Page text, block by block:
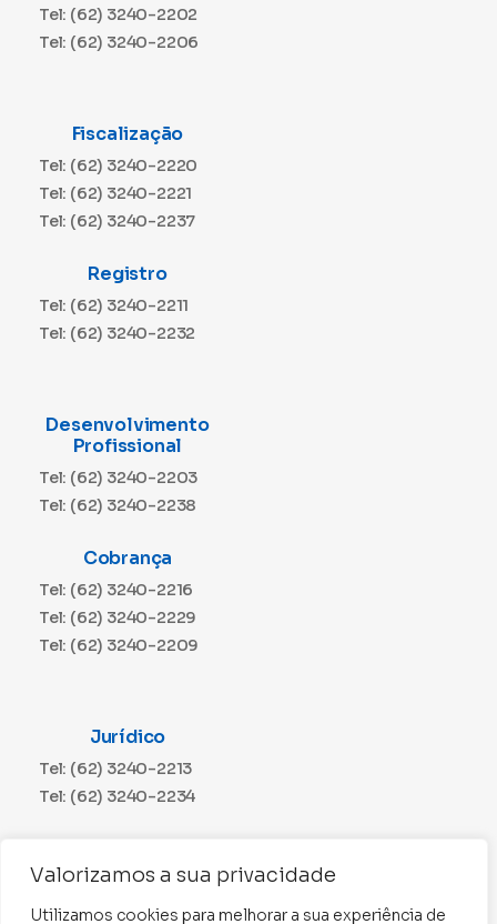
Valorizamos a sua privacidade
Utilizamos cookies para melhorar a sua experiência de
Tel: (62) 3240-2202
Tel: (62) 3240-2206
Fiscalização
Tel: (62) 3240-2220
Tel: (62) 3240-2221
Tel: (62) 3240-2237
Registro
Tel: (62) 3240-2211
Tel: (62) 3240-2232
Desenvolvimento
Profissional
Tel: (62) 3240-2203
Tel: (62) 3240-2238
Cobrança
Tel: (62) 3240-2216
Tel: (62) 3240-2229
Tel: (62) 3240-2209
Jurídico
Tel: (62) 3240-2213
Tel: (62) 3240-2234
Tel: (62) 3240-2230